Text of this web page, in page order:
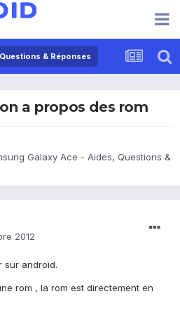
& Réponses
a propos des rom
Galaxy Ace - Aides, Questions &
2012
sur android.
rom , la rom est directement en